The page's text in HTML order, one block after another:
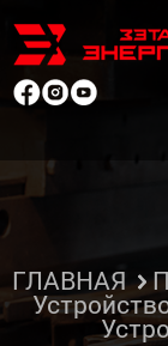
ГЛАВНАЯ